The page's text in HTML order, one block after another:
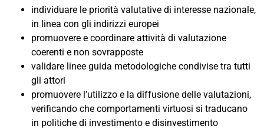
individuare le priorità valutative di interesse nazionale,
in linea con gli indirizzi europei
promuovere e coordinare attività di valutazione
coerenti e non sovrapposte
validare linee guida metodologiche condivise tra tutti
gli attori
promuovere l’utilizzo e la diffusione delle valutazioni,
verificando che comportamenti virtuosi si traducano
in politiche di investimento e disinvestimento